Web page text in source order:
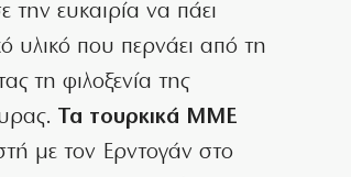
ευκαιρία να πάει
υλικό που περνάει από τη
τη φιλοξενία της
Τα τουρκικά ΜΜΕ
με τον Ερντογάν στο